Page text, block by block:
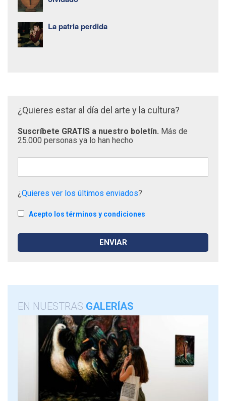
La patria perdida
¿Quieres estar al día del arte y la cultura?
Suscríbete GRATIS a nuestro boletín. Más de
25.000 personas ya lo han hecho
¿Quieres ver los últimos enviados?
Acepto los términos y condiciones
EN NUESTRAS GALERÍAS